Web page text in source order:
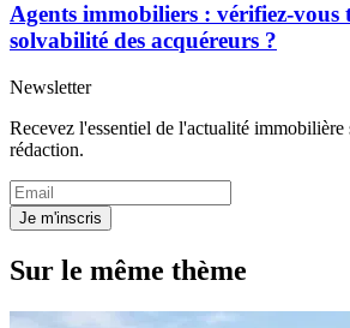
Agents immobiliers : vérifiez-vous
solvabilité des acquéreurs ?
Newsletter
Recevez l'essentiel de l'actualité immobilière
rédaction.
Je m'inscris
Sur le même thème